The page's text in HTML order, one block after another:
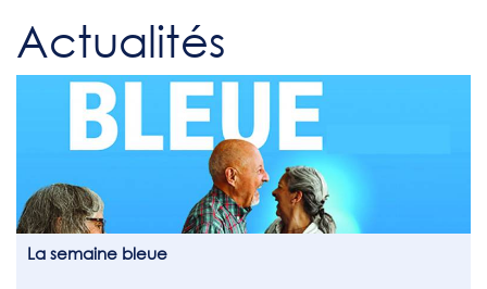
Actualités
La semaine bleue